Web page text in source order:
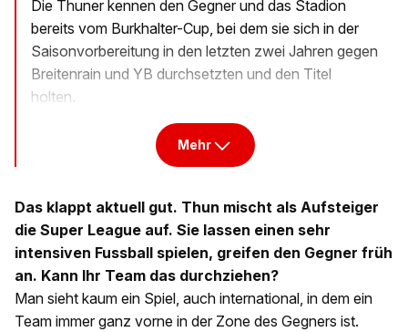
Die Thuner kennen den Gegner und das Stadion
bereits vom Burkhalter-Cup, bei dem sie sich in der
Saisonvorbereitung in den letzten zwei Jahren gegen
Breitenrain und YB durchsetzten und den Titel
holten.
Mehr
Das klappt aktuell gut. Thun mischt als Aufsteiger
die Super League auf. Sie lassen einen sehr
intensiven Fussball spielen, greifen den Gegner früh
an. Kann Ihr Team das durchziehen?
Man sieht kaum ein Spiel, auch international, in dem ein
Team immer ganz vorne in der Zone des Gegners ist.